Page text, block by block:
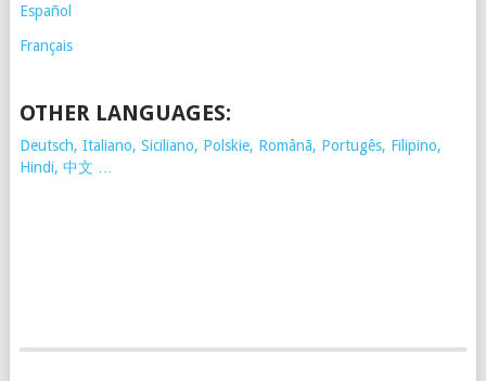
Español
Français
OTHER LANGUAGES:
Deutsch, Italiano, Siciliano, Polskie, Românã, Portugês, Filipino,
Hindi, 中文 …